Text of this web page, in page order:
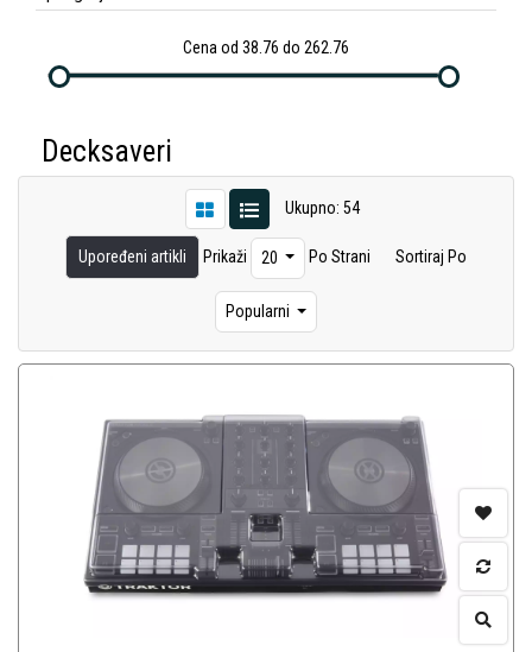
Cena od 38.76 do 262.76
Decksaveri
Ukupno: 54
Upoređeni artikli Prikaži 20 Po Strani Sortiraj Po
Popularni